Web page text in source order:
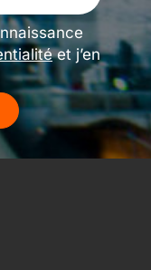
et j’en